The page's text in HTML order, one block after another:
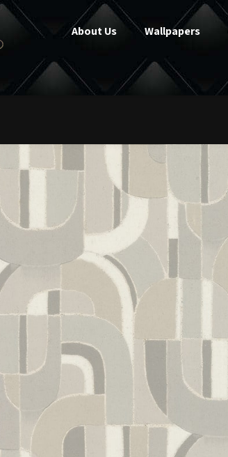
About Us Wallpapers